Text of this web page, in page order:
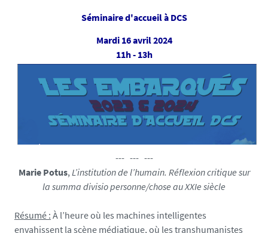
n
f
r
Séminaire d'accueil à DCS
Mardi 16 avril 2024
11h - 13h
--- --- ---
Marie Potus,L’institution de l’humain. Réflexion critique sur
la summa divisio personne/chose au XXIe siècle
Résumé : À l’heure où les machines intelligentes
envahissent la scène médiatique, où les transhumanistes